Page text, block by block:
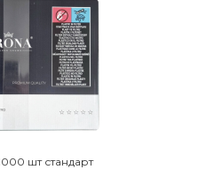
шт стандарт